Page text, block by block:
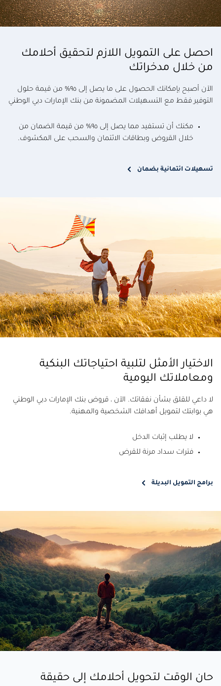
احصل على التمويل اللازم لتحقيق أحلامك
من خلال مدخراتك
الآن أصبح بإمكانك الحصول على ما يصل إلى ٩٥% من قيمة حلول
التوفير فقط مع التسهيلات المضمونة من بنك الإمارات دبي الوطني
مكنك أن تستفيد مما يصل إلى ٩٥% من قيمة الضمان من
خلال القروض وبطاقات الائتمان والسحب على المكشوف.
تسهيلات ائتمانية بضمان
الاختيار الأمثل لتلبية احتياجاتك البنكية
ومعاملاتك اليومية
لا داعي للقلق بشأن نفقاتك. الآن ، قروض بنك الإمارات دبي الوطني
هي بوابتك لتمويل أهدافك الشخصية والمهنية.
لا يطلب إثبات الدخل
فترات سداد مرنة للقرض
برامج التمويل البديلة
حان الوقت لتحويل أحلامك إلى حقيقة